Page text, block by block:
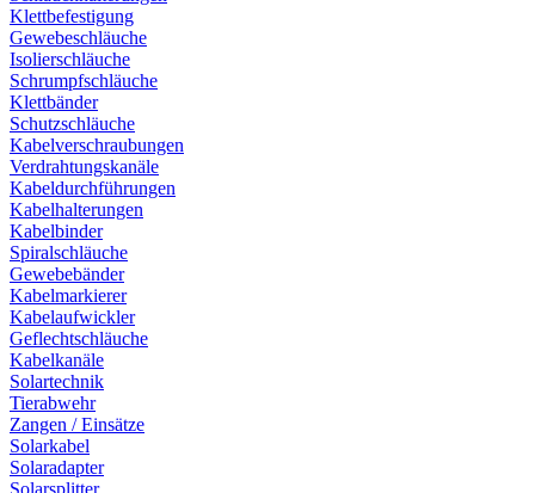
Klettbefestigung
Gewebeschläuche
Isolierschläuche
Schrumpfschläuche
Klettbänder
Schutzschläuche
Kabelverschraubungen
Verdrahtungskanäle
Kabeldurchführungen
Kabelhalterungen
Kabelbinder
Spiralschläuche
Gewebebänder
Kabelmarkierer
Kabelaufwickler
Geflechtschläuche
Kabelkanäle
Solartechnik
Tierabwehr
Zangen / Einsätze
Solarkabel
Solaradapter
Solarsplitter